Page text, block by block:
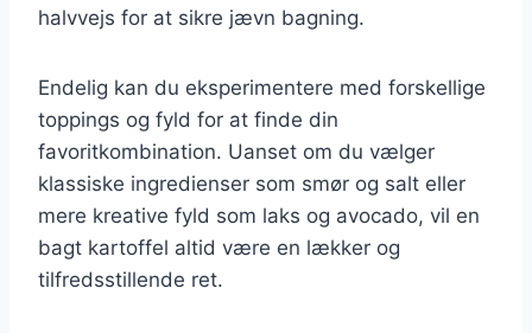
halvvejs for at sikre jævn bagning.
Endelig kan du eksperimentere med forskellige
toppings og fyld for at finde din
favoritkombination. Uanset om du vælger
klassiske ingredienser som smør og salt eller
mere kreative fyld som laks og avocado, vil en
bagt kartoffel altid være en lækker og
tilfredsstillende ret.